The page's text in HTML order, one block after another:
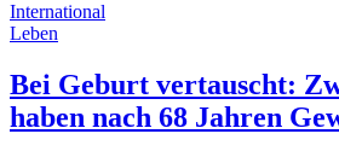
International
Leben
Bei Geburt vertauscht:
haben nach 68 Jahren